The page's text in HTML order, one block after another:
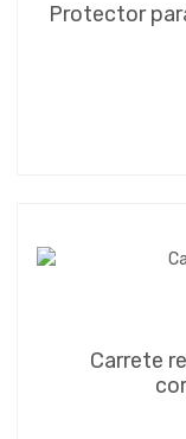
Protector
Carrete